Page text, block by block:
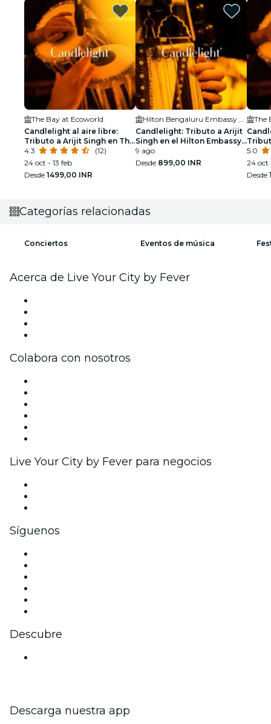
The Bay at Ecoworld
Candlelight al aire libre:
Tributo a Arijit Singh en The
Bay Amphitheatre
4.3
(12)
24 oct - 13 feb
Desde 1499,00 INR
Candlelight: Tributo a Arijit
Singh en el Hilton Embassy
Manyata
9 ago
Desde 899,00 INR
The
5.0
24 oct
Desde
Categorías relacionadas
Conciertos Eventos de música
Acerca de Live Your City by Fever
Colabora con nosotros
Live Your City by Fever para negocios
Síguenos
Descubre
Descarga nuestra app